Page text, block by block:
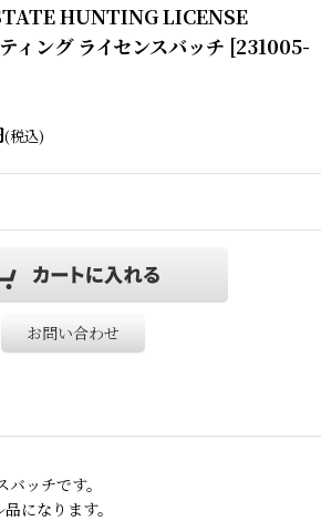
HUNTING LICENSE
ング ライセンスバッチ [231005-
(税込)
お問い合わせ
ッチです。
になります。